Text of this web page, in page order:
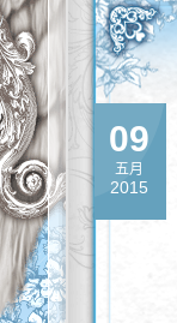
09
五月
2015